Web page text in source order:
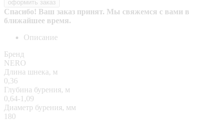
Спасибо! Ваш заказ принят. Мы свяжемся с вами в
ближайшее время.
Описание
Бренд
NERO
Длина шнека, м
0,36
Глубина бурения, м
0,64-1,09
Диаметр бурения, мм
180